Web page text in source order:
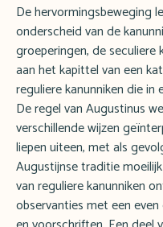
De hervormingsbeweging
onderscheid van de
groeperingen, de seculiere
aan het kapittel van een
reguliere kanunniken die
De regel van Augustinus
verschillende wijzen
liepen uiteen, met als
Augustijnse traditie
van reguliere kanunniken
observanties met een